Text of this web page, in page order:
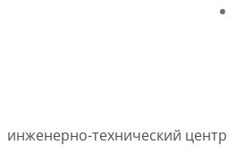
инженерно-технический центр